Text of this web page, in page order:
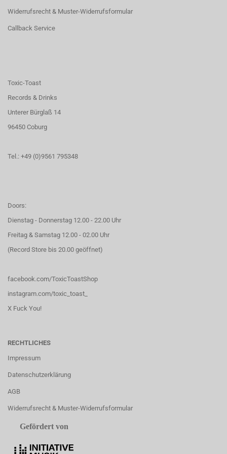
Widerrufsrecht & Muster-Widerrufsformular
Callback Service
Toxic-Toast
Records & Drinks
Unterer Bürglaß 14
96450 Coburg
Tel.: +49 (0)9561 795348
Doors:
Dienstag - Donnerstag 12.00 - 22.00 Uhr
Freitag & Samstag 12.00 - 02.00 Uhr
(Record Store bis 20.00 geöffnet)
facebook.com/ToxicToastShop
instagram.com/toxic_toast_
X Fuck You!
RECHTLICHES
Impressum
Datenschutzerklärung
AGB
Widerrufsrecht & Muster-Widerrufsformular
Gefördert von